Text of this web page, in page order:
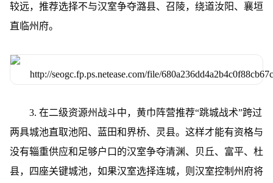
较远，推荐选择不与汉室争夺潞县、召陵，绕道汝阳、襄垣
直临州府。
3. 在二级资源州战斗中，黄巾阵营推荐“跳城战术”跨过
两具城池直取池阳、蓝田和界桥、灵县。这样才能有资格与
没有辎重供应和足够户口的汉室争夺清渊、贝丘、富平、杜
县，四座关键城池，如果汉室选择连城，则汉室控制州府将